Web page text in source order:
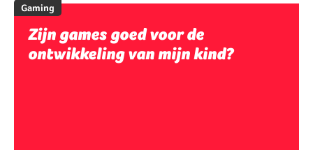
Gaming
Zijn games goed voor de
ontwikkeling van mijn kind?